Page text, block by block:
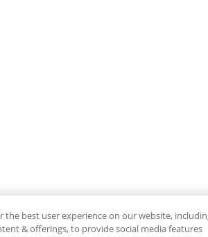
the best user experience on our website,
& offerings, to provide social media features